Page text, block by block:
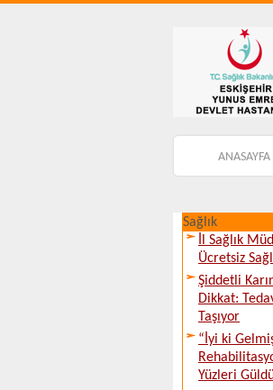
ANASAYFA
Sağlık
İl Sağlık
Ücretsiz
Şiddetli
Dikkat:
Taşıyor
“İyi ki
Yüzleri